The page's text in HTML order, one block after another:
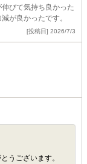
びて気持ち良かった
が良かったです。
[投稿日] 2026/7/3
うございます。